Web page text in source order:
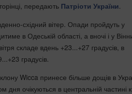
передають Патріоти України
східний вітер. Опади пройдуть у
в Одеській області, а вночі і у
складе вдень +23...+27 градусів, в
градусів.
Wicca принесе більше дощів в
дня очікуються в центральній частині